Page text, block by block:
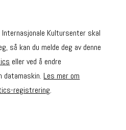
Kultursenter skal
så kan du melde deg av denne
eller ved å endre
datamaskin. Les mer om
registrering.